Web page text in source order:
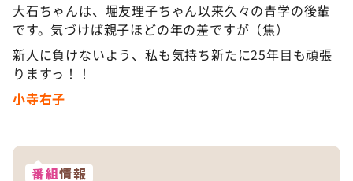
大石ちゃんは、堀友理子ちゃん以来久々の青学の後輩
です。気づけば親子ほどの年の差ですが（焦）
新人に負けないよう、私も気持ち新たに25年目も頑張
りますっ！！
小寺右子
番組情報